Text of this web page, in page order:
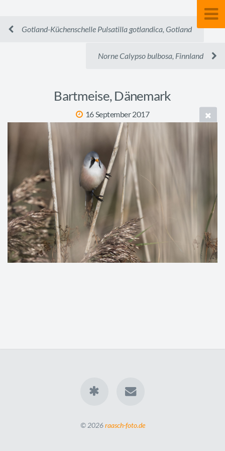
Gotland-Küchenschelle Pulsatilla gotlandica, Gotland
Norne Calypso bulbosa, Finnland
Bartmeise, Dänemark
16 September 2017
© 2026raasch-foto.de